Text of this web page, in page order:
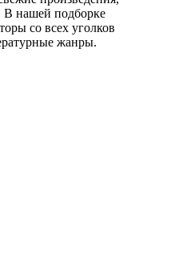
нашей подборке
со всех уголков
жанры.